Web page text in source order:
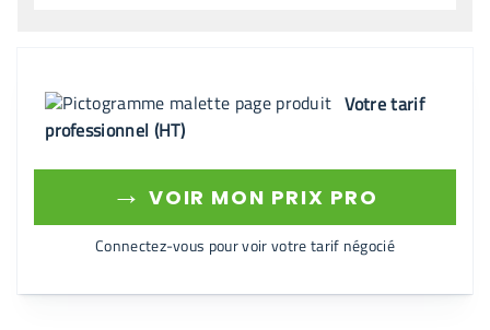
Votre tarif
professionnel (HT)
→ VOIR MON PRIX PRO
Connectez-vous pour voir votre tarif négocié